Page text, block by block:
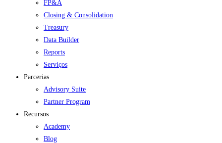
FP&A
Closing & Consolidation
Treasury
Data Builder
Reports
Serviços
Parcerias
Advisory Suite
Partner Program
Recursos
Academy
Blog